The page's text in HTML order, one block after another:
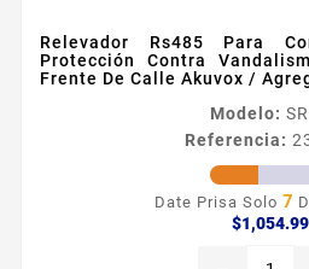
Relevador Rs485 Para
Protección Contra
Frente De Calle Akuvox /
Modelo:
Referencia:
Date Prisa Solo 7
$1,054.99